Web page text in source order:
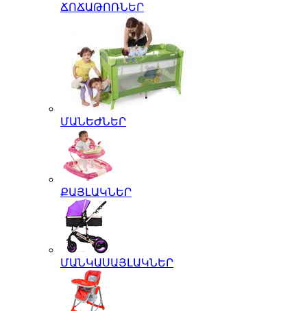
ՃՈՃԱԹՈՌՆԵՐ
ՄԱՆԵԺՆԵՐ
ՔԱՅԼԱԿՆԵՐ
ՄԱՆԿԱՍԱՅԼԱԿՆԵՐ